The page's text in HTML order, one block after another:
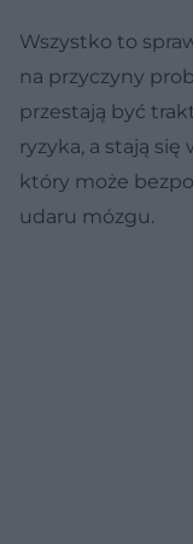
Wszystko to
na przyczyny
przestają być
ryzyka, a stają
który może
udaru mózgu.